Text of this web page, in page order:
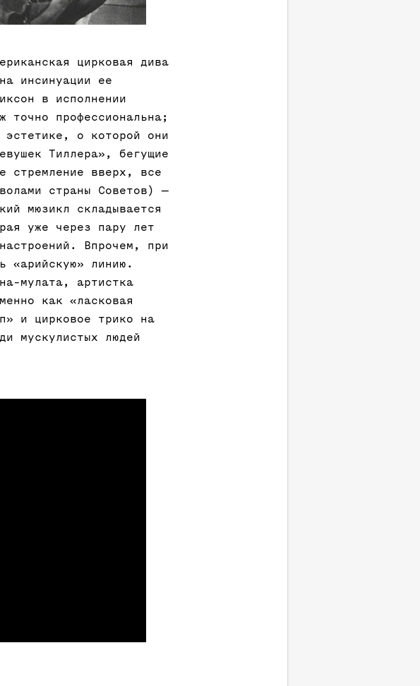
цирковая дива
инсинуации ее
в исполнении
точно профессиональна;
эстетике, о которой они
Тиллера», бегущие
стремление вверх, все
страны Советов) —
мюзикл складывается
уже через пару лет
Впрочем, при
«арийскую» линию.
мулата, артистка
как «ласковая
и цирковое трико на
мускулистых людей